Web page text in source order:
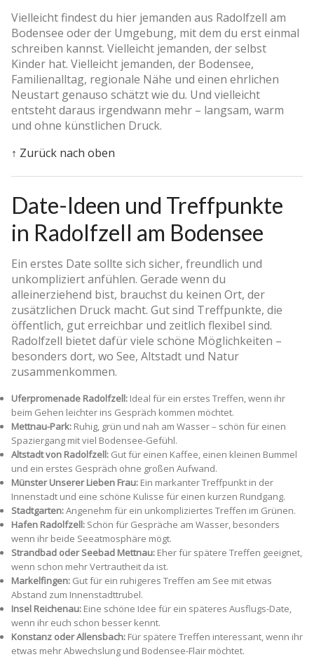
Vielleicht findest du hier jemanden aus Radolfzell am
Bodensee oder der Umgebung, mit dem du erst einmal
schreiben kannst. Vielleicht jemanden, der selbst
Kinder hat. Vielleicht jemanden, der Bodensee,
Familienalltag, regionale Nähe und einen ehrlichen
Neustart genauso schätzt wie du. Und vielleicht
entsteht daraus irgendwann mehr – langsam, warm
und ohne künstlichen Druck.
↑ Zurück nach oben
Date-Ideen und Treffpunkte
in Radolfzell am Bodensee
Ein erstes Date sollte sich sicher, freundlich und
unkompliziert anfühlen. Gerade wenn du
alleinerziehend bist, brauchst du keinen Ort, der
zusätzlichen Druck macht. Gut sind Treffpunkte, die
öffentlich, gut erreichbar und zeitlich flexibel sind.
Radolfzell bietet dafür viele schöne Möglichkeiten –
besonders dort, wo See, Altstadt und Natur
zusammenkommen.
Uferpromenade Radolfzell: Ideal für ein erstes Treffen, wenn ihr
beim Gehen leichter ins Gespräch kommen möchtet.
Mettnau-Park: Ruhig, grün und nah am Wasser – schön für einen
Spaziergang mit viel Bodensee-Gefühl.
Altstadt von Radolfzell: Gut für einen Kaffee, einen kleinen Bummel
und ein erstes Gespräch ohne großen Aufwand.
Münster Unserer Lieben Frau: Ein markanter Treffpunkt in der
Innenstadt und eine schöne Kulisse für einen kurzen Rundgang.
Stadtgarten:Angenehm für ein unkompliziertes Treffen im Grünen.
Hafen Radolfzell: Schön für Gespräche am Wasser, besonders
wenn ihr beide Seeatmosphäre mögt.
Strandbad oder Seebad Mettnau: Eher für spätere Treffen geeignet,
wenn schon mehr Vertrautheit da ist.
Markelfingen: Gut für ein ruhigeres Treffen am See mit etwas
Abstand zum Innenstadttrubel.
Insel Reichenau: Eine schöne Idee für ein späteres Ausflugs-Date,
wenn ihr euch schon besser kennt.
Konstanz oder Allensbach: Für spätere Treffen interessant, wenn ihr
etwas mehr Abwechslung und Bodensee-Flair möchtet.